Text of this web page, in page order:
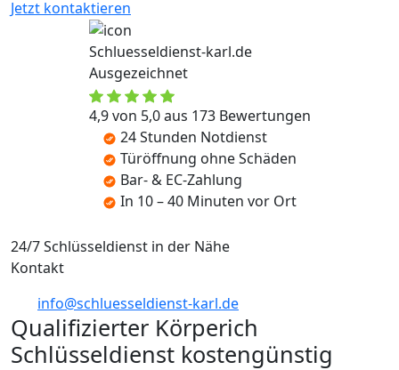
Jetzt kontaktieren
Schluesseldienst-karl.de
Ausgezeichnet
4,9 von 5,0 aus 173 Bewertungen
24 Stunden Notdienst
Türöffnung ohne Schäden
Bar- & EC-Zahlung
In 10 – 40 Minuten vor Ort
24/7 Schlüsseldienst in der Nähe
Kontakt
info@schluesseldienst-karl.de
Qualifizierter Körperich
Schlüsseldienst kostengünstig